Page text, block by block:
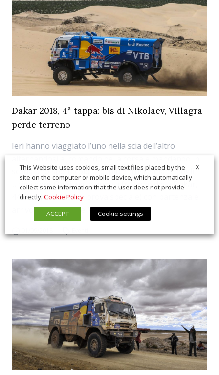
Dakar 2018, 4ª tappa: bis di Nikolaev, Villagra
perde terreno
Ieri hanno viaggiato l’uno nella scia dell’altro
scena uno spettacolo tra i più entusiasmanti degli
ultimi anni. Oggi, nella quarta frazione della Dakar,
444 km (di cui 330 di prova speciale) con partenza e
arrivo a San Juan de Marcona, i...
X
This Website uses cookies, small text files placed by the
site on the computer or mobile device, which automatically
collect some information that the user does not provide
directly. Cookie Policy
ACCEPT
Cookie settings